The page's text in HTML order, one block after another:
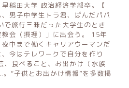
稲田大学 政治経済学部卒。【
男子中学生トラ君、ぱんだパパ
で旅行三昧だった大学生のとき
会（摂理）」に出会う。 15年
中まで働くキャリアウーマンだ
今はテレワークで自分を作り
、食べること、お出かけ（水族
”子供とお出かけ情報”を多数掲